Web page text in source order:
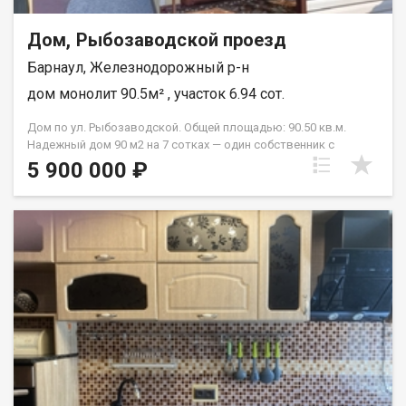
Дом, Рыбозаводской проезд
Барнаул, Железнодорожный р-н
дом монолит 90.5м² , участок 6.94 сот.
Дом по ул. Рыбозаводской. Общей площадью: 90.50 кв.м.
Надежный дом 90 м2 на 7 сотках — один собственник с
постройки! О ДОМЕ Продается крепкий, ухоженный и очень
светлый отдельно стоящий дом. Введен в эксплуатацию в
1981 году и всё это время находился в заботливых руках
одной семьи. • Площадь- 90,5 м2. • Планировка 1-го этажа- 3
изолированные комнаты (17, 14 и 8 м2) — у каждого члена
семьи будет свое пространство! • 2-й этаж- Большая комната
(27 м2) с выходом на балкон. Сейчас используется в летний
период, но это отличный потенциал для расширения жилой
зоны. • Коммуникации- Газовое отопление (тепло и экономно),
центральное водоснабжение, местная канализация (септик).
УЧАСТОК И ПОСТРОЙКИ- • 7 соток плодородной земли- Места
хватит для всех ваших задумок — от теплиц и грядок до зоны
отдыха. • Баня- Собственная банька для души и здоровья.
ЛОКАЦИЯ — ВСЁ ДЛЯ СЕМЬИ- • Транспорт- Шикарная развязка
в любую точку города, до остановки всего 5 минут пешком. •
5 900 000 ₽